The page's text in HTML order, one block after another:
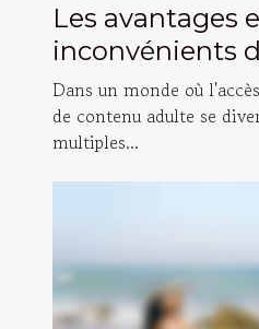
Les avantages
inconvénients
adulte gratuit
Dans un monde où
de contenu adulte se
multiples...